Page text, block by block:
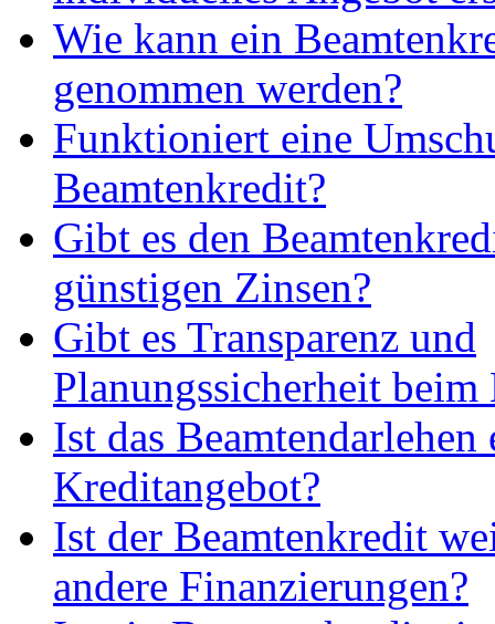
Wie kann ein
genommen werden?
Funktioniert eine
Beamtenkredit?
Gibt es den
günstigen Zinsen?
Gibt es Transparenz und
Planungssicherheit beim
Ist das Beamtendarlehen
Kreditangebot?
Ist der Beamtenkredit
andere Finanzierungen?